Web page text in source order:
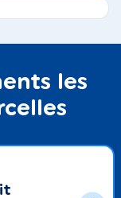
les